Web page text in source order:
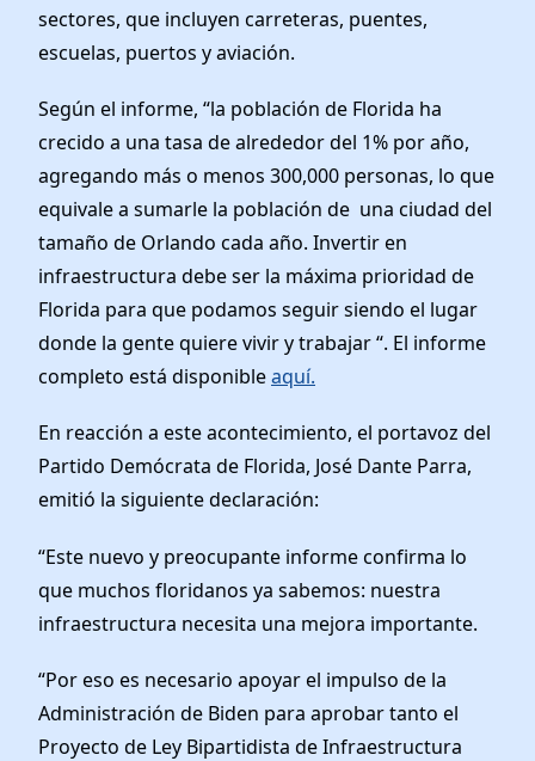
News
sectores, que incluyen carreteras, puentes,
escuelas, puertos y aviación.
Según el informe, “la población de Florida ha
crecido a una tasa de alrededor del 1% por año,
agregando más o menos 300,000 personas, lo que
equivale a sumarle la población de una ciudad del
tamaño de Orlando cada año. Invertir en
infraestructura debe ser la máxima prioridad de
Florida para que podamos seguir siendo el lugar
donde la gente quiere vivir y trabajar “. El informe
completo está disponibleaquí.
En reacción a este acontecimiento, el portavoz del
Partido Demócrata de Florida, José Dante Parra,
emitió la siguiente declaración:
“Este nuevo y preocupante informe confirma lo
que muchos floridanos ya sabemos: nuestra
infraestructura necesita una mejora importante.
“Por eso es necesario apoyar el impulso de la
Administración de Biden para aprobar tanto el
Proyecto de Ley Bipartidista de Infraestructura